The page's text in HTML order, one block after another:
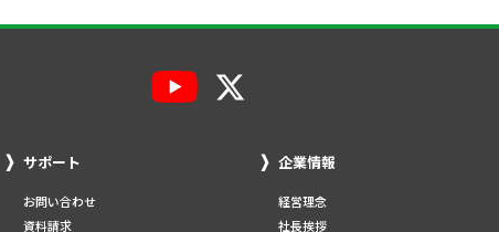
サポート
お問い合わせ
資料請求
企業情報
経営理念
社長挨拶